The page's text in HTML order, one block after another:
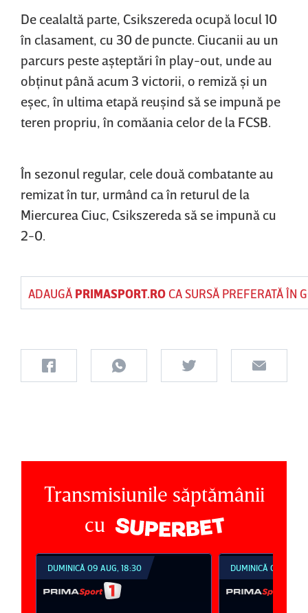
De cealaltă parte, Csikszereda ocupă locul 10
în clasament, cu 30 de puncte. Ciucanii au un
parcurs peste aşteptări în play-out, unde au
obţinut până acum 3 victorii, o remiză şi un
eşec, în ultima etapă reuşind să se impună pe
teren propriu, în comăania celor de la FCSB.
În sezonul regular, cele două combatante au
remizat în tur, urmând ca în returul de la
Miercurea Ciuc, Csikszereda să se impună cu
2-0.
ADAUGĂ PRIMASPORT.ROCA SURSĂ PREFERATĂ ÎN
Transmisiunile săptămânii
cu
DUMINICĂ 09 AUG, 18:30 DUMINICĂ 09 AUG,